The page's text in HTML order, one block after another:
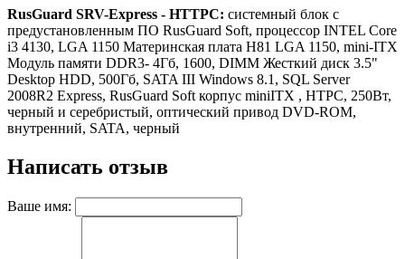
RusGuard SRV-Express - HTTPC: системный блок с
предустановленным ПО RusGuard Soft, процессор INTEL Core
i3 4130, LGA 1150 Материнская плата H81 LGA 1150, mini-ITX
Модуль памяти DDR3- 4Гб, 1600, DIMM Жесткий диск 3.5"
Desktop HDD, 500Гб, SATA III Windows 8.1, SQL Server
2008R2 Express, RusGuard Soft корпус miniITX , HTPC, 250Вт,
черный и серебристый, оптический привод DVD-ROM,
внутренний, SATA, черный
Написать отзыв
Ваше имя: